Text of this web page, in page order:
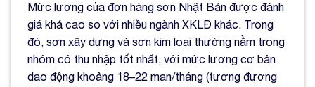
Mức lương của đơn hàng sơn Nhật Bản được đánh
giá khá cao so với nhiều ngành XKLĐ khác. Trong
đó, sơn xây dựng và sơn kim loại thường nằm trong
nhóm có thu nhập tốt nhất, với mức lương cơ bản
dao động khoảng 18–22 man/tháng (tương đương